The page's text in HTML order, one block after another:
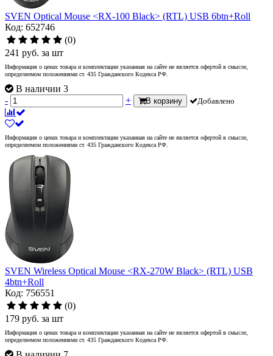
SVEN Optical Mouse <RX-100 Black> (RTL) USB 6btn+Roll
Код: 652746
(0)
241 руб. за шт
Информация о ценах товара и комплектации указанная на сайте не является офертой в смысле,
определяемом положениями ст. 435 Гражданского Кодекса РФ.
В наличии 3
-
+ В корзину Добавлено
Информация о ценах товара и комплектации указанная на сайте не является офертой в смысле,
определяемом положениями ст. 435 Гражданского Кодекса РФ.
SVEN Wireless Optical Mouse <RX-270W Black> (RTL) USB
4btn+Roll
Код: 756551
(0)
179 руб. за шт
Информация о ценах товара и комплектации указанная на сайте не является офертой в смысле,
определяемом положениями ст. 435 Гражданского Кодекса РФ.